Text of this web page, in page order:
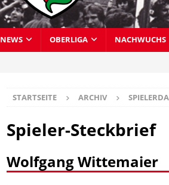
NEWS OBERLIGA NACHWUCHS
STARTSEITE ARCHIV
Spieler-Steckbrief
Wolfgang Wittemaier